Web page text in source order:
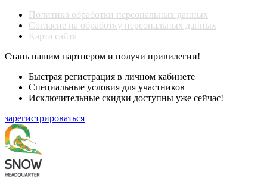
Политика обработки персональных данных
Согласие на обработку персональных данных
Карта сайта
Стань нашим партнером и получи привилегии!
Быстрая регистрация в личном кабинете
Специальные условия для участников
Исключительные скидки доступны уже сейчас!
зарегистрироваться